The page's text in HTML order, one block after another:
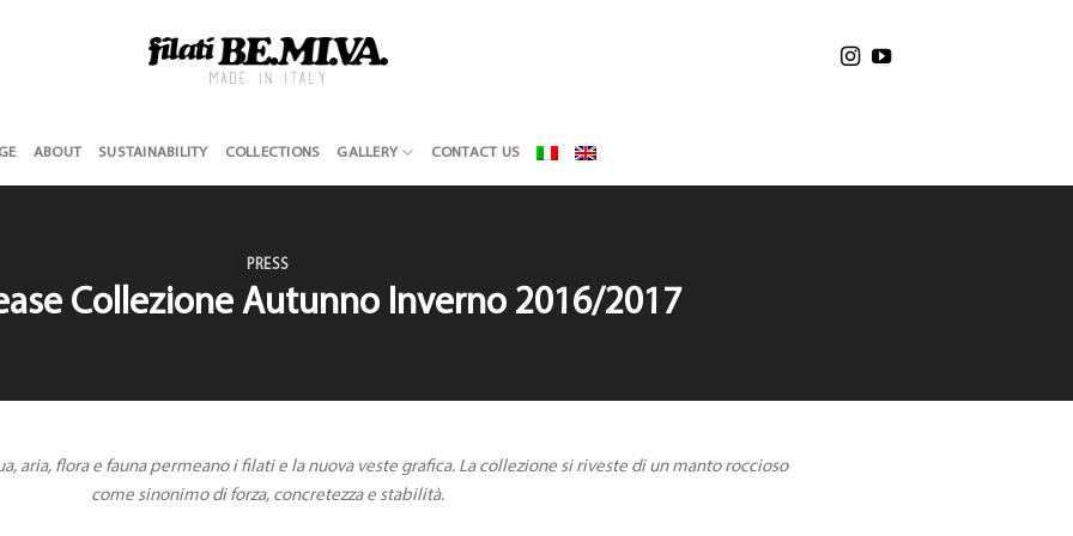
ABOUT SUSTAINABILITY COLLECTIONS GALLERY CONTACT US
PRESS
Collezione Autunno Inverno 2016/2017
aria, flora e fauna permeano i filati e la nuova veste grafica. La collezione si riveste di un manto roccioso
come sinonimo di forza, concretezza e stabilità.